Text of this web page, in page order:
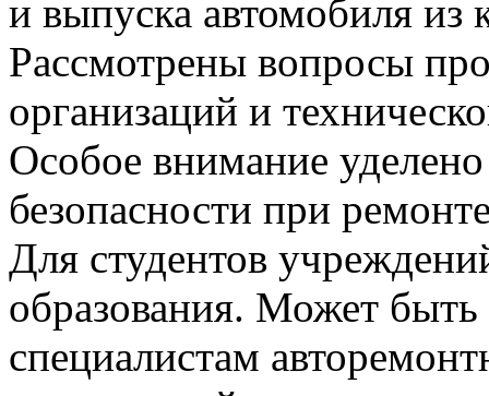
и выпуска автомобиля из
Рассмотрены вопросы
организаций и
Особое внимание
безопасности при
Для студентов
образования. Может быть
специалистам